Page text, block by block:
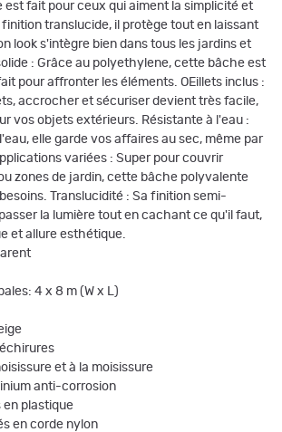
est fait pour ceux qui aiment la simplicité et
translucide, il protège tout en laissant
look s'intègre bien dans tous les jardins et
: Grâce au polyethylene, cette bâche est
pour affronter les éléments. OEillets inclus :
accrocher et sécuriser devient très facile,
vos objets extérieurs. Résistante à l'eau :
elle garde vos affaires au sec, même par
variées : Super pour couvrir
zones de jardin, cette bâche polyvalente
Translucidité : Sa finition semi-
la lumière tout en cachant ce qu'il faut,
et allure esthétique.
4 x 8 m (W x L)
et à la moisissure
anti-corrosion
en plastique
en corde nylon